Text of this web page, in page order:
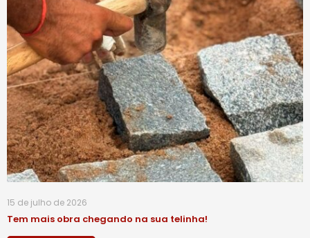
15 de julho de 2026
Tem mais obra chegando na sua telinha!